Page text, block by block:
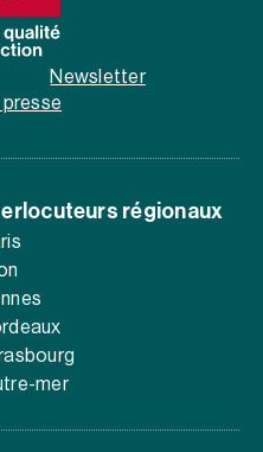
Newsletter
régionaux
mer